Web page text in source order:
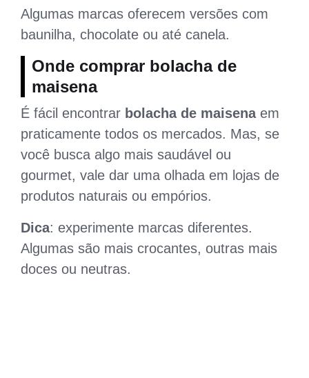
Algumas marcas oferecem versões com
baunilha, chocolate ou até canela.
Onde comprar bolacha de
maisena
É fácil encontrar bolacha de maisenaem
praticamente todos os mercados. Mas, se
você busca algo mais saudável ou
gourmet, vale dar uma olhada em lojas de
produtos naturais ou empórios.
Dica: experimente marcas diferentes.
Algumas são mais crocantes, outras mais
doces ou neutras.